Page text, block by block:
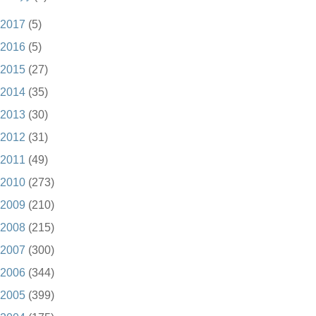
2017 (5)
2016 (5)
2015 (27)
2014 (35)
2013 (30)
2012 (31)
2011 (49)
2010 (273)
2009 (210)
2008 (215)
2007 (300)
2006 (344)
2005 (399)